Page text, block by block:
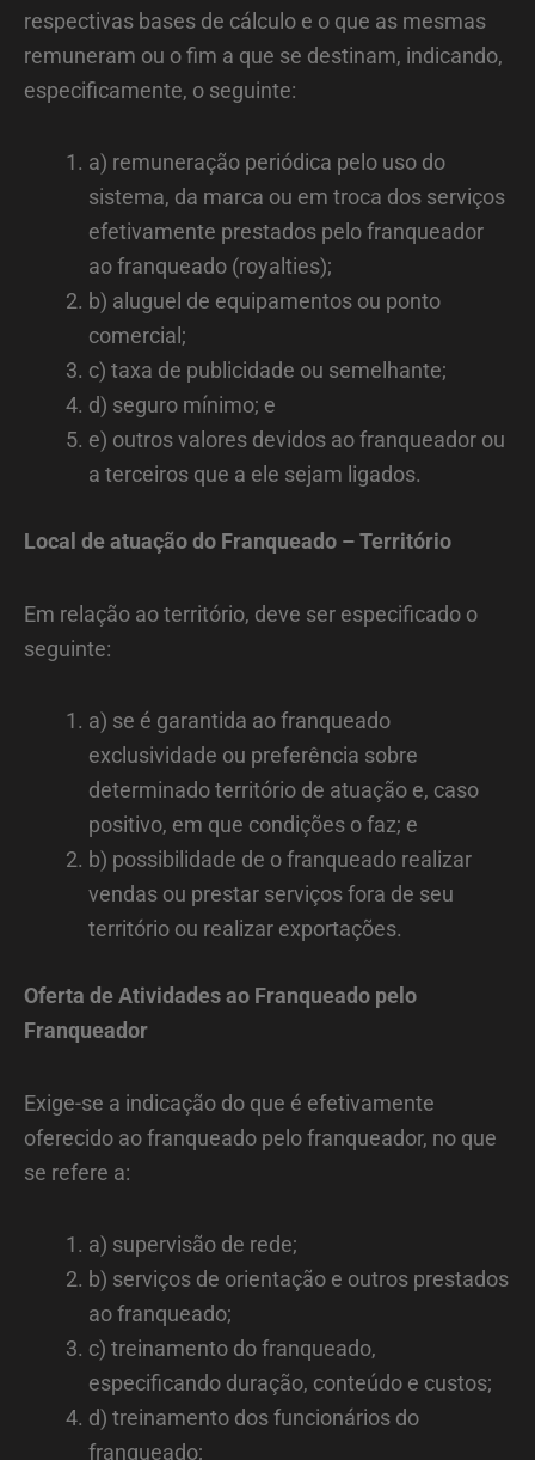
respectivas bases de cálculo e o que as mesmas
remuneram ou o fim a que se destinam, indicando,
especificamente, o seguinte:
a) remuneração periódica pelo uso do
sistema, da marca ou em troca dos serviços
efetivamente prestados pelo franqueador
ao franqueado (royalties);
b) aluguel de equipamentos ou ponto
comercial;
c) taxa de publicidade ou semelhante;
d) seguro mínimo; e
e) outros valores devidos ao franqueador ou
a terceiros que a ele sejam ligados.
Local de atuação do Franqueado – Território
Em relação ao território, deve ser especificado o
seguinte:
a) se é garantida ao franqueado
exclusividade ou preferência sobre
determinado território de atuação e, caso
positivo, em que condições o faz; e
b) possibilidade de o franqueado realizar
vendas ou prestar serviços fora de seu
território ou realizar exportações.
Oferta de Atividades ao Franqueado pelo
Franqueador
Exige-se a indicação do que é efetivamente
oferecido ao franqueado pelo franqueador, no que
se refere a:
a) supervisão de rede;
b) serviços de orientação e outros prestados
ao franqueado;
c) treinamento do franqueado,
especificando duração, conteúdo e custos;
d) treinamento dos funcionários do
franqueado;